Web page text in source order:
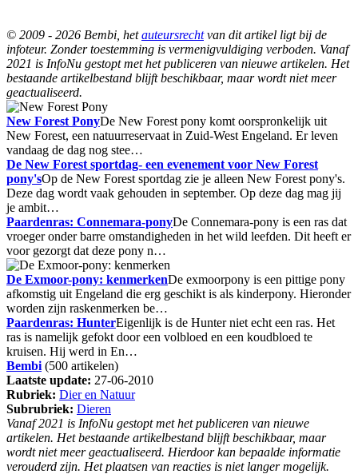
© 2009 - 2026 Bembi, hetauteursrechtvan dit artikel ligt bij de
infoteur. Zonder toestemming is vermenigvuldiging verboden. Vanaf
2021 is InfoNu gestopt met het publiceren van nieuwe artikelen. Het
bestaande artikelbestand blijft beschikbaar, maar wordt niet meer
geactualiseerd.
New Forest PonyDe New Forest pony komt oorspronkelijk uit
New Forest, een natuurreservaat in Zuid-West Engeland. Er leven
vandaag de dag nog stee…
De New Forest sportdag- een evenement voor New Forest
pony'sOp de New Forest sportdag zie je alleen New Forest pony's.
Deze dag wordt vaak gehouden in september. Op deze dag mag jij
je ambit…
Paardenras: Connemara-ponyDe Connemara-pony is een ras dat
vroeger onder barre omstandigheden in het wild leefden. Dit heeft er
voor gezorgt dat deze pony n…
De Exmoor-pony: kenmerkenDe exmoorpony is een pittige pony
afkomstig uit Engeland die erg geschikt is als kinderpony. Hieronder
worden zijn raskenmerken be…
Paardenras: HunterEigenlijk is de Hunter niet echt een ras. Het
ras is namelijk gefokt door een volbloed en een koudbloed te
kruisen. Hij werd in En…
Bembi (500 artikelen)
Laatste update: 27-06-2010
Rubriek: Dier en Natuur
Subrubriek: Dieren
Vanaf 2021 is InfoNu gestopt met het publiceren van nieuwe
artikelen. Het bestaande artikelbestand blijft beschikbaar, maar
wordt niet meer geactualiseerd. Hierdoor kan bepaalde informatie
verouderd zijn. Het plaatsen van reacties is niet langer mogelijk.